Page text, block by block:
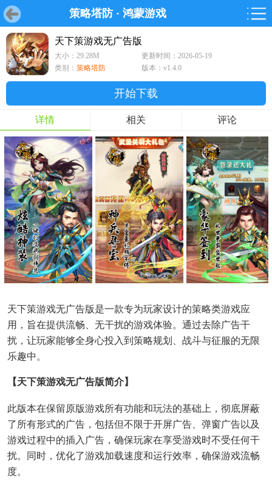
策略塔防· 鸿蒙游戏
首页 游戏 软件
首页 游戏 软件 鸿蒙
游戏
鸿蒙
软件
专题
天下策游戏无广告版
大小：29.28M
更新时间：2026-05-19
类别： 策略塔防 版本：v1.4.0
开始下载
详情 相关 评论
天下策游戏无广告版是一款专为玩家设计的策略类游戏应
用，旨在提供流畅、无干扰的游戏体验。通过去除广告干
扰，让玩家能够全身心投入到策略规划、战斗与征服的无限
乐趣中。
【天下策游戏无广告版简介】
此版本在保留原版游戏所有功能和玩法的基础上，彻底屏蔽
了所有形式的广告，包括但不限于开屏广告、弹窗广告以及
游戏过程中的插入广告，确保玩家在享受游戏时不受任何干
扰。同时，优化了游戏加载速度和运行效率，确保游戏流畅
度。